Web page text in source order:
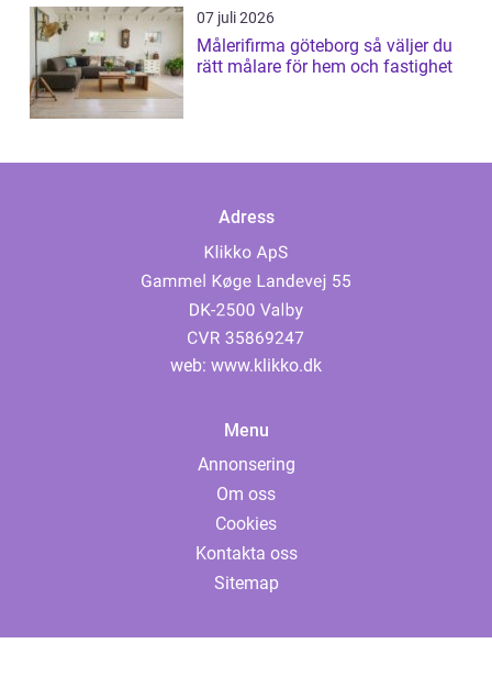
07 juli 2026
Målerifirma göteborg så väljer du
rätt målare för hem och fastighet
Adress
web: www.klikko.dk
Menu
Annonsering
Om oss
Cookies
Kontakta oss
Sitemap